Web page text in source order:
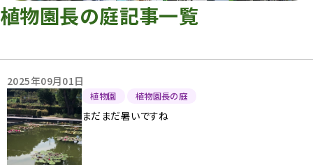
環境教育
Follow
植物園長の庭記事一覧
2025年09月01日
植物園 植物園長の庭
まだまだ暑いですね